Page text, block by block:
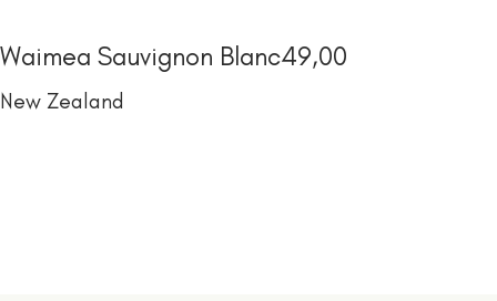
Waimea Sauvignon Blanc49,00
New Zealand